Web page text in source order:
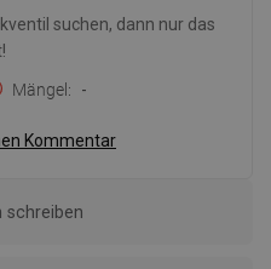
suchen, dann nur das
Mängel -
Kommentar
schreiben